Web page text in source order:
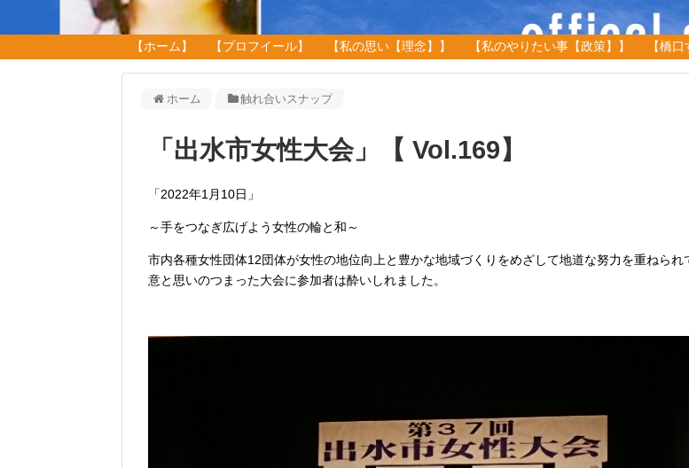
【ホーム】 【プロフイール】 【私の思い【理念】】 【私のやりたい事【政策】】 【橋
ホーム 触れ合いスナップ
「出水市女性大会」【 Vol.169】
「2022年1月10日」
～手をつなぎ広げよう女性の輪と和～
市内各種女性団体12団体が女性の地位向上と豊かな地域づくりをめざして地道な努力を重ねられ
意と思いのつまった大会に参加者は酔いしれました。